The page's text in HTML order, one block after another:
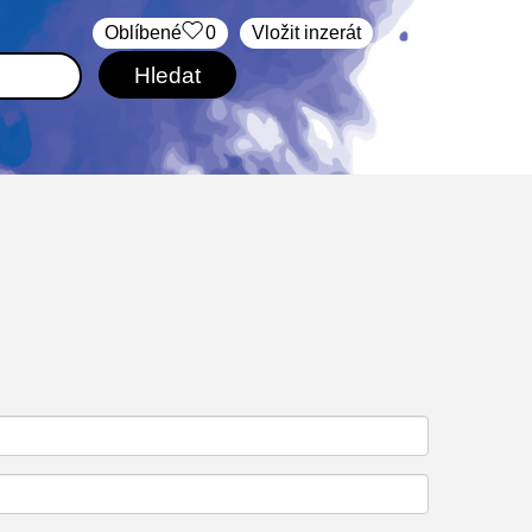
Vložit inzerát
Oblíbené 0